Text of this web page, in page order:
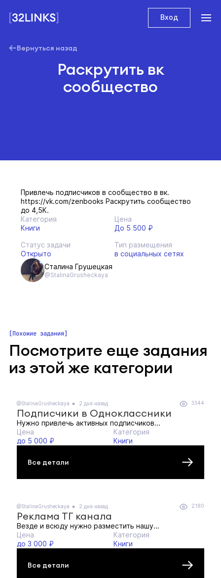
Вход
Вернуться назад
Раскрутить вк
сообщество
Привлечь подписчиков в сообщество в вк.
https://vk.com/zenbooks Раскрутить сообщество
до 4,5К.
Категория
Книги
Цена
До 5 500 ₽
Статус задачи
Открыто
Тип размещения
в социальных сетях
Сталина Грушецкая
@StalinaGrusheckaya
Похожие задания
Посмотрите еще задания
из этой же категории
@StalinaGrusheckaya 2 дня назад 3344
Подписчики в Одноклассники
Нужно привлечь активных подписчиков...
Цена
до 5 000 ₽
Категория
Книги
Все детали
@StalinaGrusheckaya 2 дня назад 2180
Реклама ТГ канала
Везде и всюду нужно разместить нашу...
Цена
до 3 000 ₽
Категория
Книги
Все детали